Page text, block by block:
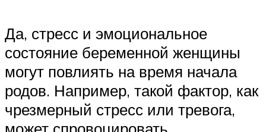
Да, стресс и эмоциональное
состояние беременной женщины
могут повлиять на время начала
родов. Например, такой фактор, как
чрезмерный стресс или тревога,